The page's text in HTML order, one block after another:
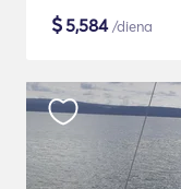
$5,584/diena